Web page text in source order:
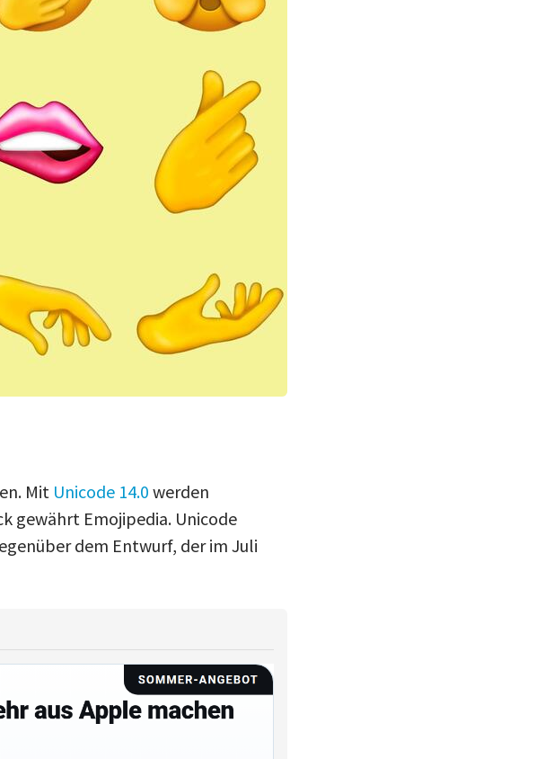
Mit Unicode 14.0 werden
gewährt Emojipedia. Unicode
dem Entwurf, der im Juli